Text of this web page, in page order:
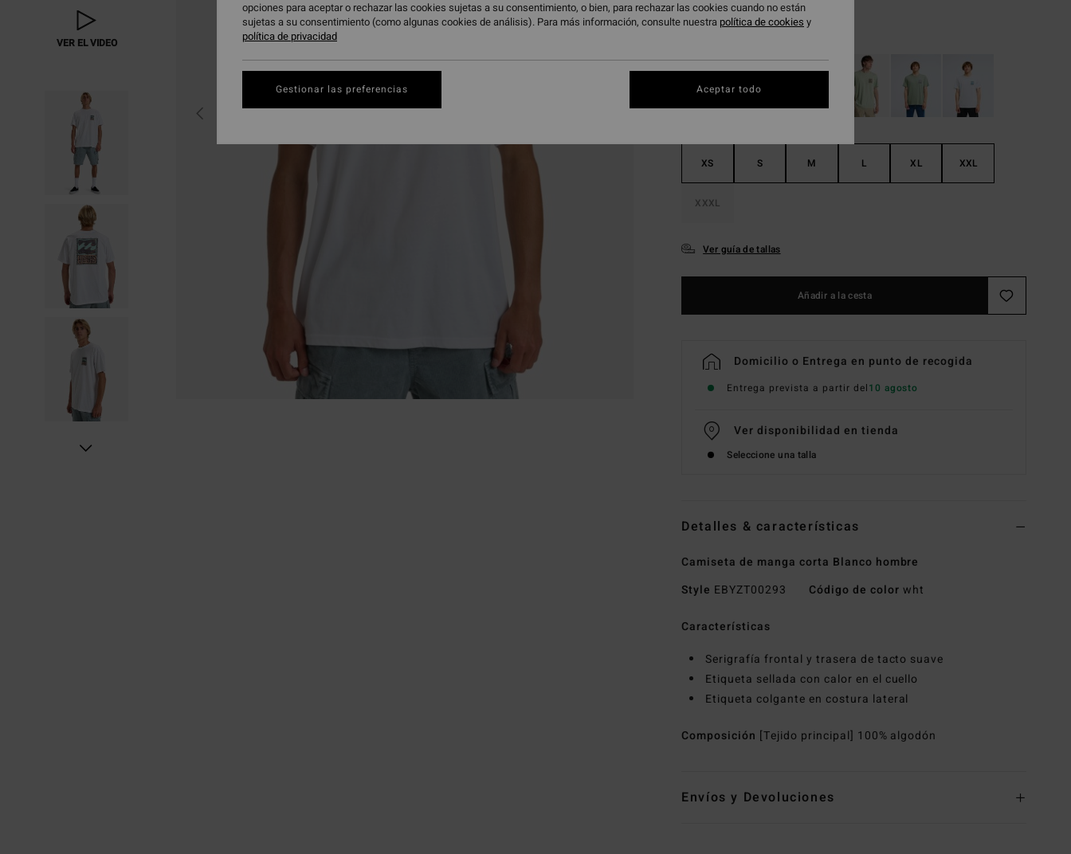
VER EL VIDEO
White
XS S M L XL XXL
XXXL
Ver guía de tallas
Añadir a la cesta
Domicilio o Entrega en punto de recogida
Entrega prevista a partir del10 agosto
Ver disponibilidad en tienda
Seleccione una talla
Detalles & características
Camiseta de manga corta Blanco hombre
Style EBYZT00293 Código de color wht
Características
Serigrafía frontal y trasera de tacto suave
Etiqueta sellada con calor en el cuello
Etiqueta colgante en costura lateral
Composición [Tejido principal] 100% algodón
Envíos y Devoluciones
opciones para aceptar o rechazar las cookies sujetas a su consentimiento, o bien, para rechazar las cookies cuando no están
sujetas a su consentimiento (como algunas cookies de análisis). Para más información, consulte nuestra política de cookies y
política de privacidad
Gestionar las preferencias Aceptar todo